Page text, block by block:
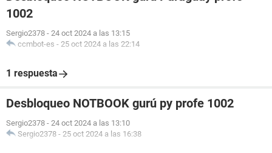
1002
Sergio2378 - 24 oct 2024 a las 13:15
ccmbot-es - 25 oct 2024 a las 22:14
1 respuesta
Desbloqueo NOTBOOK gurú py profe 1002
Sergio2378 - 24 oct 2024 a las 13:10
Sergio2378 - 25 oct 2024 a las 16:38